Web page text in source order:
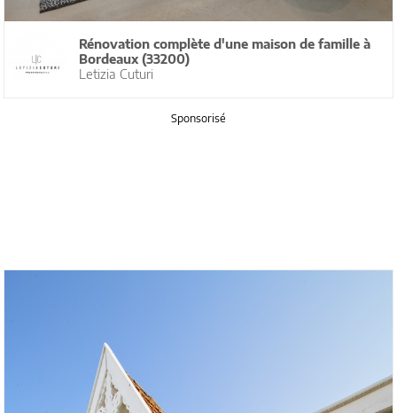
Rénovation complète d'une maison de famille à
Bordeaux (33200)
Letizia Cuturi
Sponsorisé